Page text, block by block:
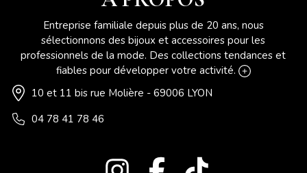
Entreprise familiale depuis plus de 20 ans, nous
sélectionnons des bijoux et accessoires pour les
professionnels de la mode. Des collections tendances et
fiables pour développer votre activité.
10 et 11 bis rue Molière - 69006 LYON
04 78 41 78 46